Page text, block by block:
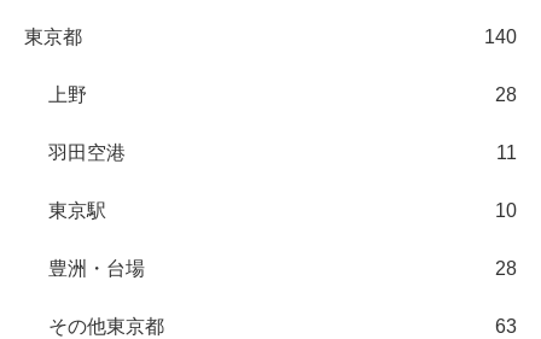
東京都 140
上野 28
羽田空港 11
東京駅 10
豊洲・台場 28
その他東京都 63